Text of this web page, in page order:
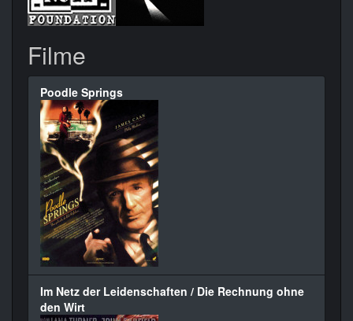
Filme
Poodle Springs
Im Netz der Leidenschaften / Die Rechnung ohne
den Wirt